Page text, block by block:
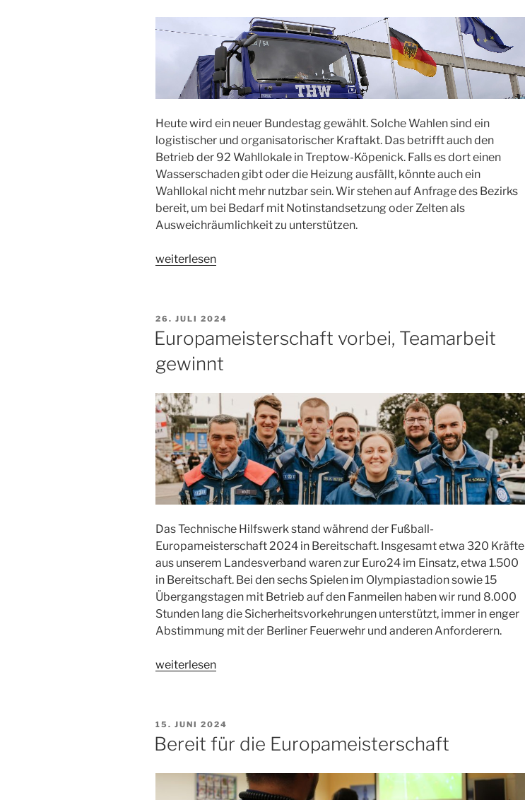
Heute wird ein neuer Bundestag gewählt. Solche Wahlen sind ein
logistischer und organisatorischer Kraftakt. Das betrifft auch den
Betrieb der 92 Wahllokale in Treptow-Köpenick. Falls es dort einen
Wasserschaden gibt oder die Heizung ausfällt, könnte auch ein
Wahllokal nicht mehr nutzbar sein. Wir stehen auf Anfrage des Bezirks
bereit, um bei Bedarf mit Notinstandsetzung oder Zelten als
Ausweichräumlichkeit zu unterstützen.
„Mission:
weiterlesen
VERÖFFENTLICHT
AM
26. JULI 2024
Europameisterschaft vorbei, Teamarbeit
gewinnt
Das Technische Hilfswerk stand während der Fußball-
Europameisterschaft 2024 in Bereitschaft. Insgesamt etwa 320 Kräfte
aus unserem Landesverband waren zur Euro24 im Einsatz, etwa 1.500
in Bereitschaft. Bei den sechs Spielen im Olympiastadion sowie 15
Übergangstagen mit Betrieb auf den Fanmeilen haben wir rund 8.000
Stunden lang die Sicherheitsvorkehrungen unterstützt, immer in enger
Abstimmung mit der Berliner Feuerwehr und anderen Anforderern.
„Europameisterschaft
weiterlesen
VERÖFFENTLICHT
AM
15. JUNI 2024
Bereit für die Europameisterschaft